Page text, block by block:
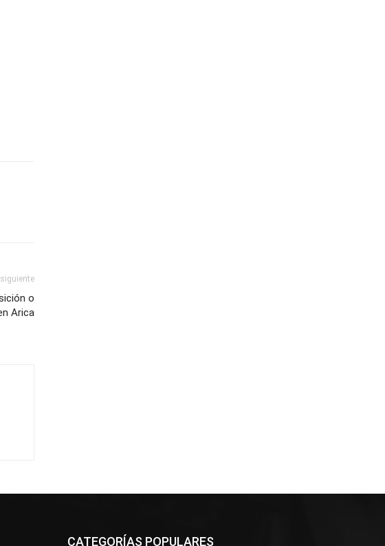
o
Arica
CATEGORÍAS POPULARES